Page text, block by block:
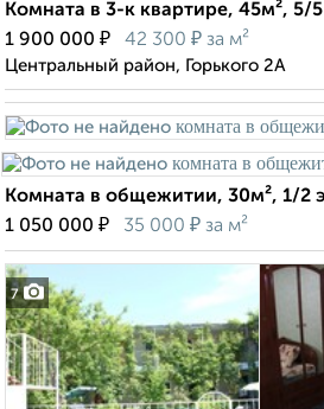
Комната в 3-к квартире, 45м², 5/
1 900 000 ₽ 42 300 ₽ за м²
Центральный район, Горького 2А
7
Комната в общежитии, 30м², 1/2
1 050 000 ₽ 35 000 ₽ за м²